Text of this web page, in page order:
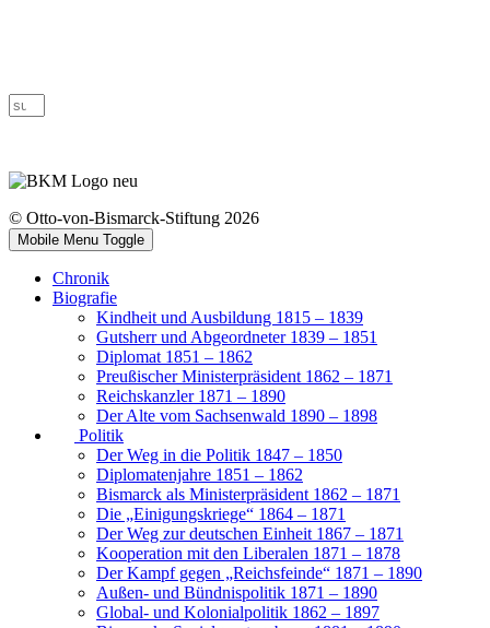
© Otto-von-Bismarck-Stiftung 2026
Mobile Menu Toggle
Chronik
Biografie
Kindheit und Ausbildung 1815 – 1839
Gutsherr und Abgeordneter 1839 – 1851
Diplomat 1851 – 1862
Preußischer Ministerpräsident 1862 – 1871
Reichskanzler 1871 – 1890
Der Alte vom Sachsenwald 1890 – 1898
Politik
Der Weg in die Politik 1847 – 1850
Diplomatenjahre 1851 – 1862
Bismarck als Ministerpräsident 1862 – 1871
Die „Einigungskriege“ 1864 – 1871
Der Weg zur deutschen Einheit 1867 – 1871
Kooperation mit den Liberalen 1871 – 1878
Der Kampf gegen „Reichsfeinde“ 1871 – 1890
Außen- und Bündnispolitik 1871 – 1890
Global- und Kolonialpolitik 1862 – 1897